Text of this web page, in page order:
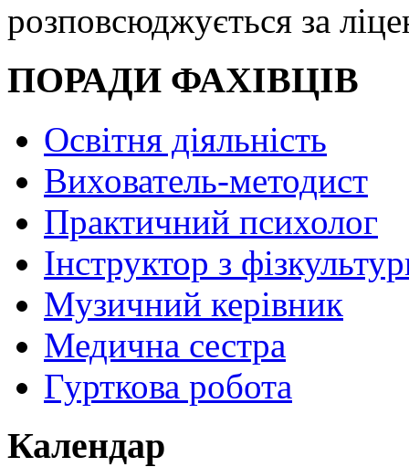
розповсюджується за
ПОРАДИ ФАХІВЦІВ
Освітня діяльність
Вихователь-методист
Практичний психолог
Інструктор з
Музичний керівник
Медична сестра
Гурткова робота
Календар